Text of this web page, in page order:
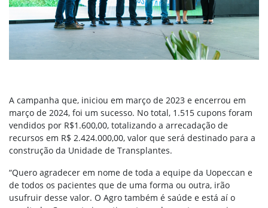
A campanha que, iniciou em março de 2023 e encerrou em
março de 2024, foi um sucesso. No total, 1.515 cupons foram
vendidos por R$1.600,00, totalizando a arrecadação de
recursos em R$ 2.424.000,00, valor que será destinado para a
construção da Unidade de Transplantes.
“Quero agradecer em nome de toda a equipe da Uopeccan e
de todos os pacientes que de uma forma ou outra, irão
usufruir desse valor. O Agro também é saúde e está aí o